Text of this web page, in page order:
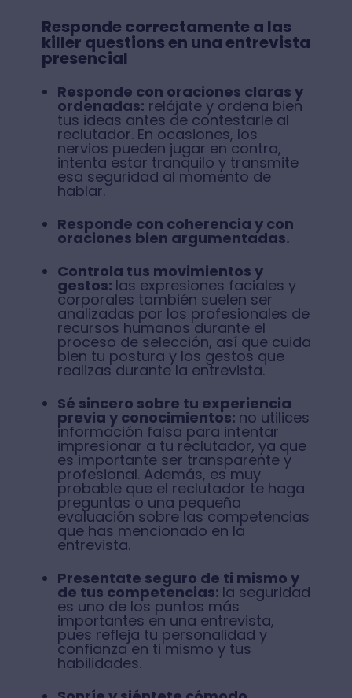
Responde correctamente a las
killer questions en una entrevista
presencial
Responde con oraciones claras y
ordenadas: relájate y ordena bien
tus ideas antes de contestarle al
reclutador. En ocasiones, los
nervios pueden jugar en contra,
intenta estar tranquilo y transmite
esa seguridad al momento de
hablar.
Responde con coherencia y con
oraciones bien argumentadas.
Controla tus movimientos y
gestos: las expresiones faciales y
corporales también suelen ser
analizadas por los profesionales de
recursos humanos durante el
proceso de selección, así que cuida
bien tu postura y los gestos que
realizas durante la entrevista.
Sé sincero sobre tu experiencia
previa y conocimientos: no utilices
información falsa para intentar
impresionar a tu reclutador, ya que
es importante ser transparente y
profesional. Además, es muy
probable que el reclutador te haga
preguntas o una pequeña
evaluación sobre las competencias
que has mencionado en la
entrevista.
Presentate seguro de ti mismo y
de tus competencias: la seguridad
es uno de los puntos más
importantes en una entrevista,
pues refleja tu personalidad y
confianza en ti mismo y tus
habilidades.